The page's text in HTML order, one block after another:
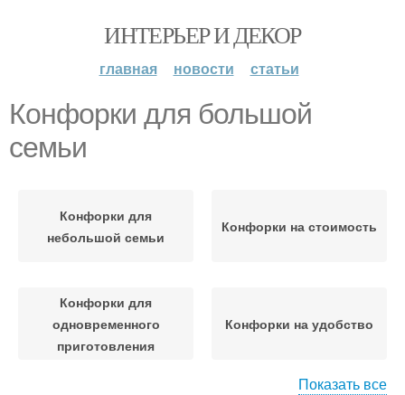
ИНТЕРЬЕР И ДЕКОР
главная новости статьи
Конфорки для большой
семьи
Конфорки для
небольшой семьи
Конфорки на стоимость
Конфорки для
одновременного
приготовления
Конфорки на удобство
Показать все